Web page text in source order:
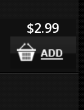
$2.99